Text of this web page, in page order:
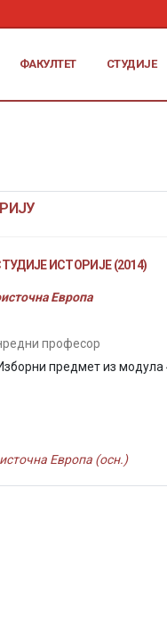
ФАКУЛТЕТ СТУДИЈЕ
ИСТОРИЈЕ (2014)
Европа
професор
предмет из модула
Европа (осн.)